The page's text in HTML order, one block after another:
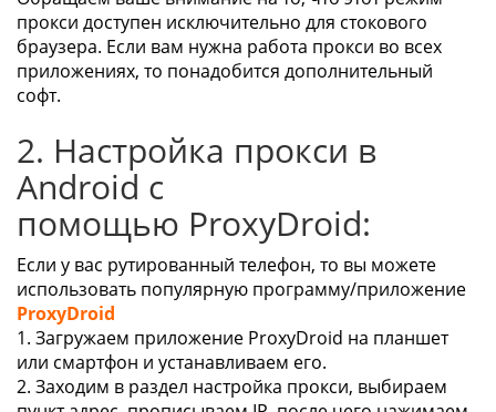
прокси доступен исключительно для стокового
браузера. Если вам нужна работа прокси во всех
приложениях, то понадобится дополнительный
софт.
2. Настройка прокси в
Android с
помощью ProxyDroid:
Если у вас рутированный телефон, то вы можете
использовать популярную программу/приложение
ProxyDroid
1. Загружаем приложение ProxyDroid на планшет
или смартфон и устанавливаем его.
2. Заходим в раздел настройка прокси, выбираем